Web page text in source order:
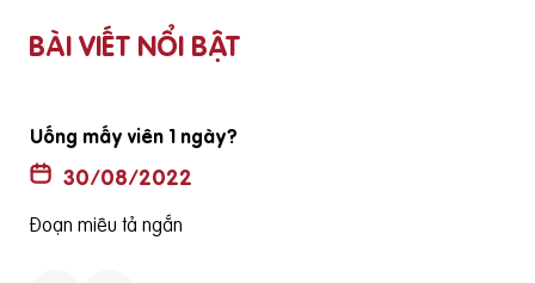
BÀI VIẾT NỔI BẬT
Uống mấy viên 1 ngày?
30/08/2022
Đoạn miêu tả ngắn